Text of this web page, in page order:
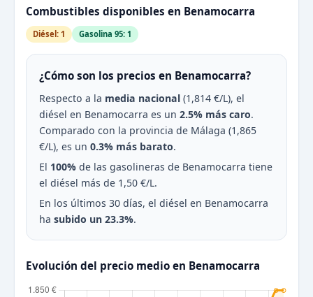
Combustibles disponibles en Benamocarra
Diésel: 1 Gasolina 95: 1
¿Cómo son los precios en Benamocarra?
Respecto a la media nacional (1,814 €/L), el
diésel en Benamocarra es un 2.5% más caro.
Comparado con la provincia de Málaga (1,865
€/L), es un 0.3% más barato.
El 100% de las gasolineras de Benamocarra tiene
el diésel más de 1,50 €/L.
En los últimos 30 días, el diésel en Benamocarra
ha subido un 23.3%.
Evolución del precio medio en Benamocarra